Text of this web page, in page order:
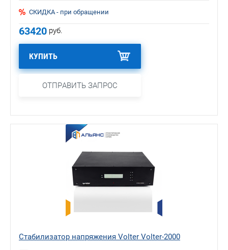
СКИДКА - при обращении
63420 руб.
КУПИТЬ
ОТПРАВИТЬ ЗАПРОС
Стабилизатор напряжения Volter Volter-2000